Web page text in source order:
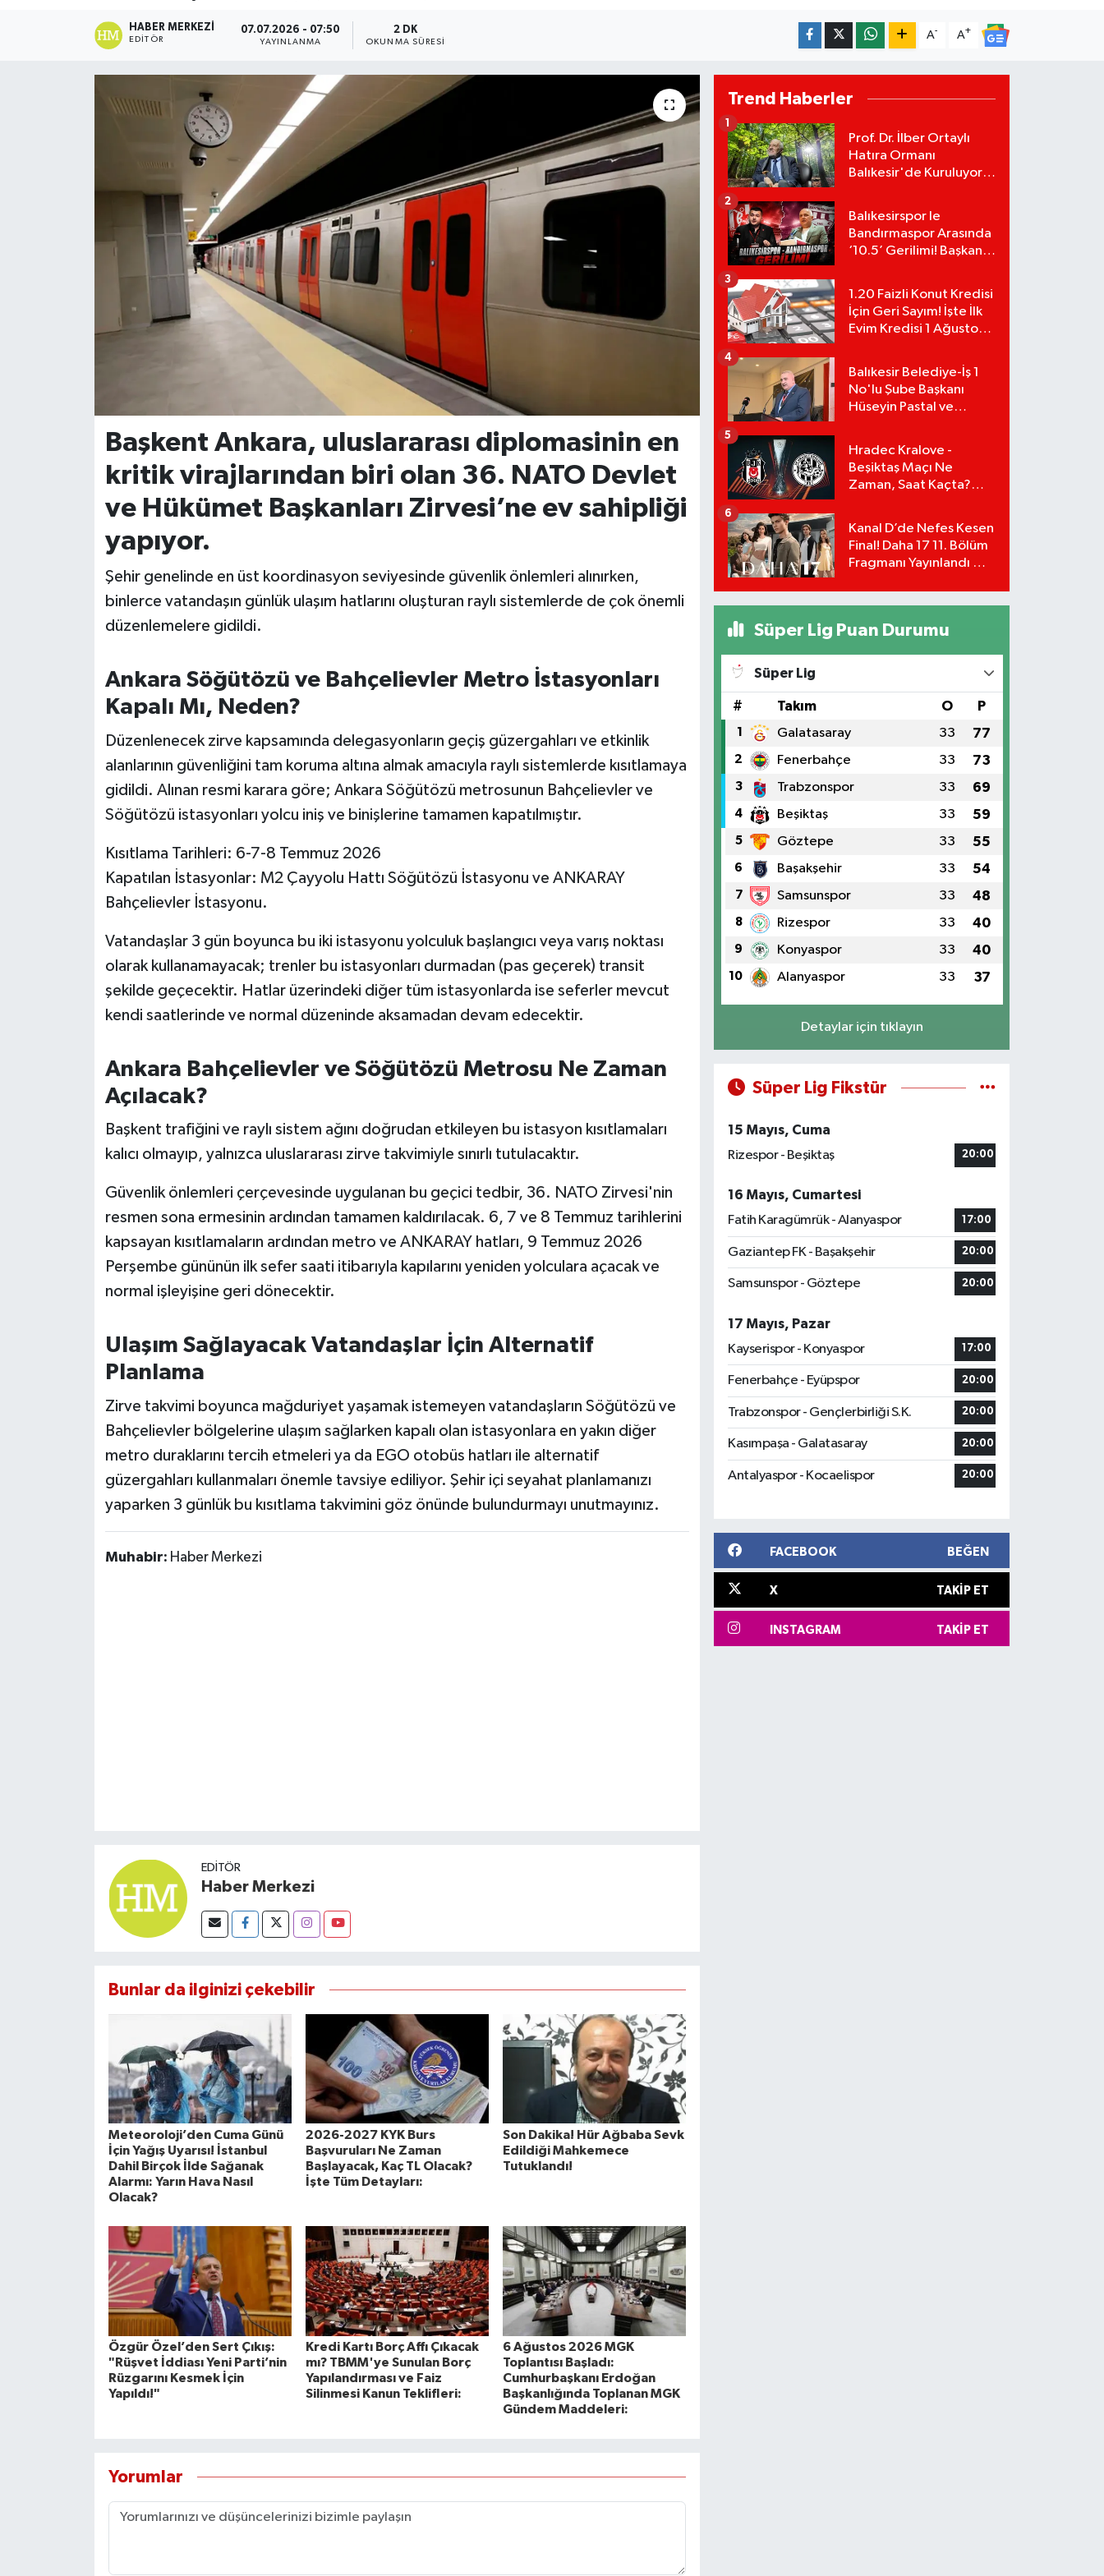
HABER MERKEZI
EDITÖR
07.07.2026 - 07:50
YAYINLANMA
2 DK
OKUNMA SÜRESI
A- A+
Başkent Ankara, uluslararası diplomasinin en
kritik virajlarından biri olan 36. NATO Devlet
ve Hükümet Başkanları Zirvesi’ne ev sahipliği
yapıyor.
Şehir genelinde en üst koordinasyon seviyesinde güvenlik önlemleri alınırken,
binlerce vatandaşın günlük ulaşım hatlarını oluşturan raylı sistemlerde de çok önemli
düzenlemelere gidildi.
Ankara Söğütözü ve Bahçelievler Metro İstasyonları
Kapalı Mı, Neden?
Düzenlenecek zirve kapsamında delegasyonların geçiş güzergahları ve etkinlik
alanlarının güvenliğini tam koruma altına almak amacıyla raylı sistemlerde kısıtlamaya
gidildi. Alınan resmi karara göre; Ankara Söğütözü metrosunun Bahçelievler ve
Söğütözü istasyonları yolcu iniş ve binişlerine tamamen kapatılmıştır.
Kısıtlama Tarihleri: 6-7-8 Temmuz 2026
Kapatılan İstasyonlar: M2 Çayyolu Hattı Söğütözü İstasyonu ve ANKARAY
Bahçelievler İstasyonu.
Vatandaşlar 3 gün boyunca bu iki istasyonu yolculuk başlangıcı veya varış noktası
olarak kullanamayacak; trenler bu istasyonları durmadan (pas geçerek) transit
şekilde geçecektir. Hatlar üzerindeki diğer tüm istasyonlarda ise seferler mevcut
kendi saatlerinde ve normal düzeninde aksamadan devam edecektir.
Ankara Bahçelievler ve Söğütözü Metrosu Ne Zaman
Açılacak?
Başkent trafiğini ve raylı sistem ağını doğrudan etkileyen bu istasyon kısıtlamaları
kalıcı olmayıp, yalnızca uluslararası zirve takvimiyle sınırlı tutulacaktır.
Güvenlik önlemleri çerçevesinde uygulanan bu geçici tedbir, 36. NATO Zirvesi'nin
resmen sona ermesinin ardından tamamen kaldırılacak. 6, 7 ve 8 Temmuz tarihlerini
kapsayan kısıtlamaların ardından metro ve ANKARAY hatları, 9 Temmuz 2026
Perşembe gününün ilk sefer saati itibarıyla kapılarını yeniden yolculara açacak ve
normal işleyişine geri dönecektir.
Ulaşım Sağlayacak Vatandaşlar İçin Alternatif
Planlama
Zirve takvimi boyunca mağduriyet yaşamak istemeyen vatandaşların Söğütözü ve
Bahçelievler bölgelerine ulaşım sağlarken kapalı olan istasyonlara en yakın diğer
metro duraklarını tercih etmeleri ya da EGO otobüs hatları ile alternatif
güzergahları kullanmaları önemle tavsiye ediliyor. Şehir içi seyahat planlamanızı
yaparken 3 günlük bu kısıtlama takvimini göz önünde bulundurmayı unutmayınız.
Muhabir: Haber Merkezi
EDITÖR
Haber Merkezi
Bunlar da ilginizi çekebilir
Meteoroloji’den Cuma Günü
İçin Yağış Uyarısı! İstanbul
Dahil Birçok İlde Sağanak
Alarmı: Yarın Hava Nasıl
Olacak?
2026-2027 KYK Burs
Başvuruları Ne Zaman
Başlayacak, Kaç TL Olacak?
İşte Tüm Detayları:
Son Dakika! Hür Ağbaba Sevk
Edildiği Mahkemece
Tutuklandı!
Özgür Özel’den Sert Çıkış:
"Rüşvet İddiası Yeni Parti’nin
Rüzgarını Kesmek İçin
Yapıldı!"
Kredi Kartı Borç Affı Çıkacak
mı? TBMM'ye Sunulan Borç
Yapılandırması ve Faiz
Silinmesi Kanun Teklifleri:
6 Ağustos 2026 MGK
Toplantısı Başladı:
Cumhurbaşkanı Erdoğan
Başkanlığında Toplanan MGK
Gündem Maddeleri:
Yorumlar
Trend Haberler
Prof. Dr. İlber Ortaylı
Hatıra Ormanı
Balıkesir'de Kuruluyor!
1
Balıkesirspor le
Bandırmaspor Arasında
‘10.5’ Gerilimi! Başkan
Tepki!
2
1.20 Faizli Konut Kredisi
İçin Geri Sayım! İşte İlk
Evim Kredisi 1 Ağustos
Hesaplama Tablosu:
3
Balıkesir Belediye-İş 1
No'lu Şube Başkanı
Hüseyin Pastal ve
4
Hradec Kralove -
Beşiktaş Maçı Ne
Zaman, Saat Kaçta?
Detayları!
5
Kanal D’de Nefes Kesen
Final! Daha 17 11. Bölüm
Fragmanı Yayınlandı Mı?
6
Süper Lig Puan Durumu
Süper Lig
# Takım O P
1 Galatasaray 33 77
2 Fenerbahçe 33 73
3 Trabzonspor 33 69
4 Beşiktaş 33 59
5 Göztepe 33 55
6 Başakşehir 33 54
7 Samsunspor 33 48
8 Rizespor 33 40
9 Konyaspor 33 40
10 Alanyaspor 33 37
Detaylar için tıklayın
Süper Lig Fikstür
15 Mayıs, Cuma
Rizespor - Beşiktaş
20:00
16 Mayıs, Cumartesi
Fatih Karagümrük - Alanyaspor
17:00
Gaziantep FK - Başakşehir 20:00
Samsunspor - Göztepe 20:00
17 Mayıs, Pazar
Kayserispor - Konyaspor
17:00
Fenerbahçe - Eyüpspor 20:00
Trabzonspor - Gençlerbirliği S.K. 20:00
Kasımpaşa - Galatasaray 20:00
Antalyaspor - Kocaelispor 20:00
FACEBOOK BEĞEN
X TAKIP ET
INSTAGRAM TAKIP ET
KENT GÜNDEMİ
MAGAZİN
OTOMOTİV
Resmi İlanlar
SEYAHAT
SÜRMANŞET
TARİHTE BUGÜN
TEKNOLOJİ